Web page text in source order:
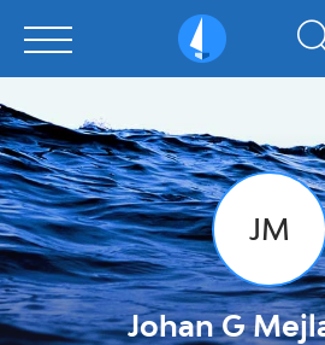
Sailarena
JM
Johan G